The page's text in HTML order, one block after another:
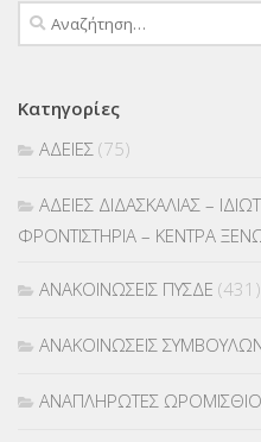
Αναζήτηση
για:
Κατηγορίες
ΑΔΕΙΕΣ (75)
ΑΔΕΙΕΣ ΔΙΔΑΣΚΑΛΙΑΣ –
ΦΡΟΝΤΙΣΤΗΡΙΑ – ΚΕΝΤΡΑ
ΑΝΑΚΟΙΝΩΣΕΙΣ ΠΥΣΔΕ (431)
ΑΝΑΚΟΙΝΩΣΕΙΣ
ΑΝΑΠΛΗΡΩΤΕΣ